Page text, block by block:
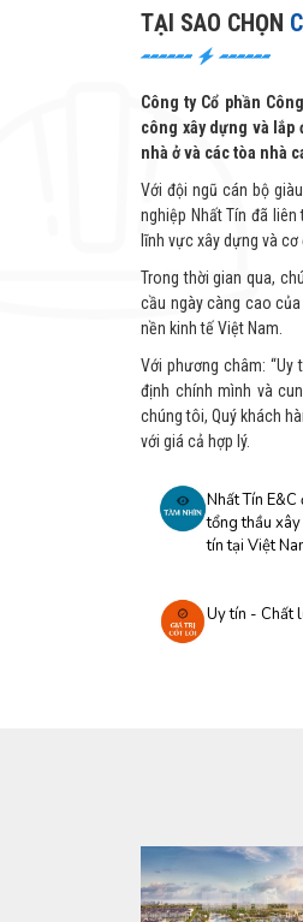
TẠI SAO CHỌN
Công ty Cổ phần
công xây dựng và
nhà ở và các tòa nhà
Với đội ngũ cán bộ
nghiệp Nhất Tín đã
lĩnh vực xây dựng và cơ
Trong thời gian qua,
cầu ngày càng cao
nền kinh tế Việt Nam.
Với phương châm:
định chính mình và
chúng tôi, Quý khách
với giá cả hợp lý.
Nhất Tín
tổng thầu
tín tại Việt
Uy tín - Chất